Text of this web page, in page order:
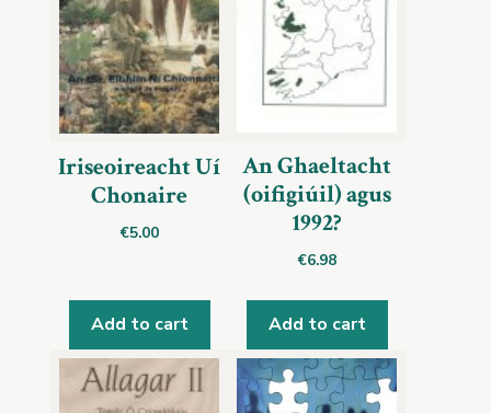
Iriseoireacht Uí
Chonaire
€5.00
Add to cart
An Ghaeltacht
(oifigiúil) agus
1992?
€6.98
Add to cart